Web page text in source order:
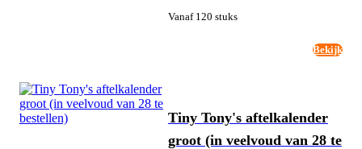
Vanaf 120 stuks
Bekijk
Tiny Tony's aftelkalender
groot (in veelvoud van 28 te